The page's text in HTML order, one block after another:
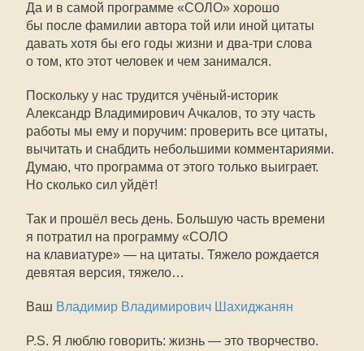
Да и в самой программе «СОЛО» хорошо
бы после фамилии автора той или иной цитаты
давать хотя бы его годы жизни и два-три слова
о том, кто этот человек и чем занимался.
Поскольку у нас трудится учёный-историк
Александр Владимирович Ачкалов, то эту часть
работы мы ему и поручим: проверить все цитаты,
вычитать и снабдить небольшими комментариями.
Думаю, что программа от этого только выиграет.
Но сколько сил уйдёт!
Так и прошёл весь день. Большую часть времени
я потратил на программу «СОЛО
на клавиатуре» — на цитаты. Тяжело рождается
девятая версия, тяжело…
Ваш Владимир Владимирович Шахиджанян
P.S. Я люблю говорить: жизнь — это творчество.